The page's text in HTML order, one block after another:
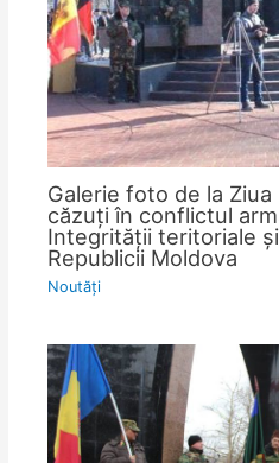
Galerie foto de la
căzuţi în conflictul
Integrităţii teritoriale
Republicii Moldova
Noutăţi